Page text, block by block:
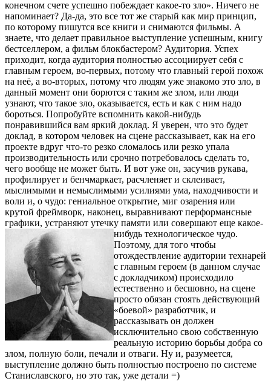
конечном счете успешно побеждает какое-то зло». Ничего не
напоминает? Да-да, это все тот же старый как мир принцип,
по которому пишутся все книги и снимаются фильмы. А
знаете, что делает правильное выступление успешным, книгу
бестселлером, а фильм блокбастером? Аудитория. Успех
приходит, когда аудитория полностью ассоциирует себя с
главным героем, во-первых, потому что главный герой похож
на неё, а во-вторых, потому что людям уже знакомо это зло, в
данный момент они борются с таким же злом, или люди
узнают, что такое зло, оказывается, есть и как с ним надо
бороться. Попробуйте вспомнить какой-нибудь
понравившийся вам яркий доклад. Я уверен, что это будет
доклад, в котором человек на сцене рассказывает, как на его
проекте вдруг что-то резко сломалось или резко упала
производительность или срочно потребовалось сделать то,
чего вообще не может быть. И вот уже он, засучив рукава,
профилирует и бенчмаркает, расчленяет и склеивает,
мыслимыми и немыслимыми усилиями ума, находчивости и
воли и, о чудо: гениальное открытие, миг озарения или
крутой фреймворк, наконец, выравнивают перформансные
графики, устраняют утечку памяти или совершают еще какое-
нибудь технологическое чудо.
Поэтому, для того чтобы
отождествление аудитории технарей
с главным героем (в данном случае
с докладчиком) происходило
естественно и бесшовно, на сцене
просто обязан стоять действующий
«боевой» разработчик, и
рассказывать он должен
исключительно свою собственную
реальную историю борьбы добра со
злом, полную боли, печали и отваги. Ну и, разумеется,
выступление должно быть полностью построено по системе
Станиславского, но это так, уже детали =)